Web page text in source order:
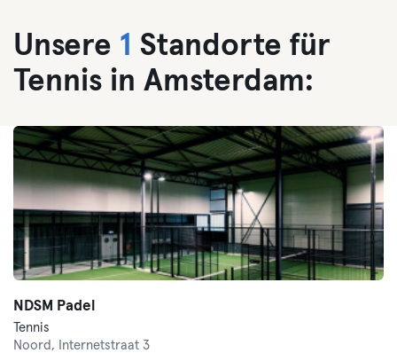
Unsere 1 Standorte für
Tennis in Amsterdam:
NDSM Padel
Tennis
Noord,
Internetstraat 3